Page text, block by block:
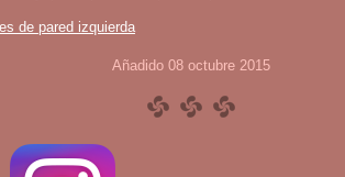
de pared izquierda
Añadido 08 octubre 2015